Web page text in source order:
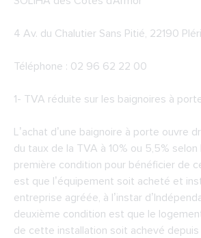
4 Av. du Chalutier Sans Pitié, 22190
Téléphone : 02 96 62 22 00
1- TVA réduite sur les baignoires à
L’achat d’une baignoire à porte ouvre
du taux de la TVA à 10% ou 5,5% selon
première condition pour bénéficier de
est que l’équipement soit acheté et
entreprise agréée, à l’instar
deuxième condition est que le
de cette installation soit achevé depuis